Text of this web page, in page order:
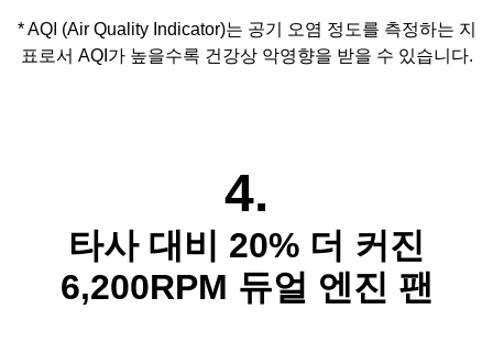
* AQI (Air Quality Indicator)는 공기 오염 정도를 측정하는 지
표로서 AQI 가 높을수록 건강상 악영향을 받을 수 있습니다.
4.
타사 대비 20% 더 커진
6,200RPM 듀얼 엔진 팬